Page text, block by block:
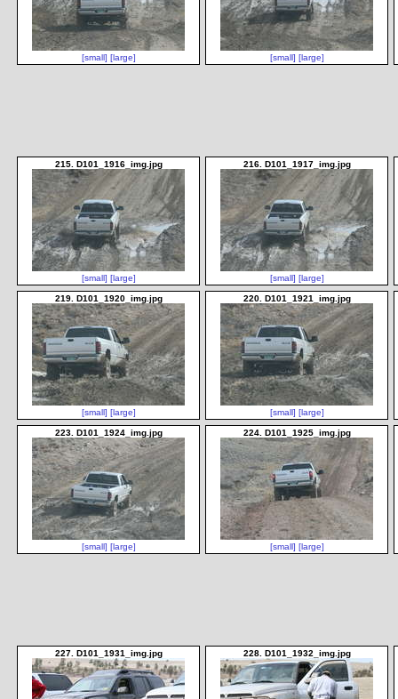
[small] [large] [small] [large]
215. D101_1916_img.jpg
[small] [large]
216. D101_1917_img.jpg
[small] [large]
219. D101_1920_img.jpg
[small] [large]
220. D101_1921_img.jpg
[small] [large]
223. D101_1924_img.jpg
[small] [large]
224. D101_1925_img.jpg
[small] [large]
227. D101_1931_img.jpg 228. D101_1932_img.jpg